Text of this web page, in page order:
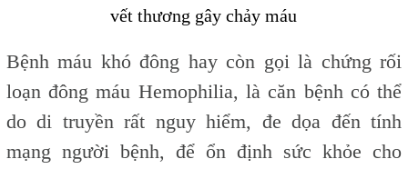
vết thương gây chảy máu
Bệnh máu khó đông hay còn gọi là chứng rối
loạn đông máu Hemophilia, là căn bệnh có thể
do di truyền rất nguy hiểm, đe dọa đến tính
mạng người bệnh, để ổn định sức khỏe cho